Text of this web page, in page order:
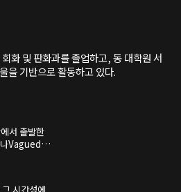
화 및 판화과를 졸업하고, 동 대학원 서
을 기반으로 활동하고 있다.
서 출발한
Vagued
해 “존재하